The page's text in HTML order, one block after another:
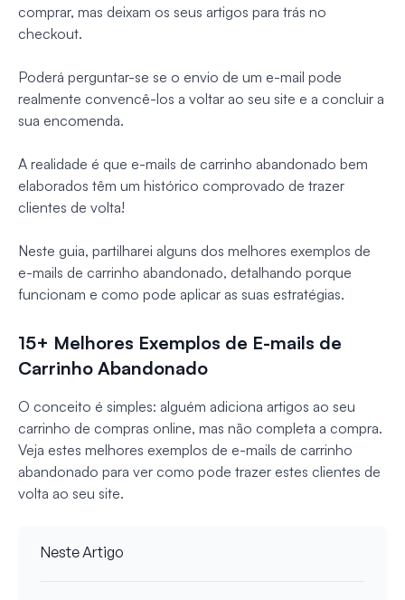
comprar, mas deixam os seus artigos para trás no
checkout.
Poderá perguntar-se se o envio de um e-mail pode
realmente convencê-los a voltar ao seu site e a concluir a
sua encomenda.
A realidade é que e-mails de carrinho abandonado bem
elaborados têm um histórico comprovado de trazer
clientes de volta!
Neste guia, partilharei alguns dos melhores exemplos de
e-mails de carrinho abandonado, detalhando porque
funcionam e como pode aplicar as suas estratégias.
15+ Melhores Exemplos de E-mails de
Carrinho Abandonado
O conceito é simples: alguém adiciona artigos ao seu
carrinho de compras online, mas não completa a compra.
Veja estes melhores exemplos de e-mails de carrinho
abandonado para ver como pode trazer estes clientes de
volta ao seu site.
Neste Artigo